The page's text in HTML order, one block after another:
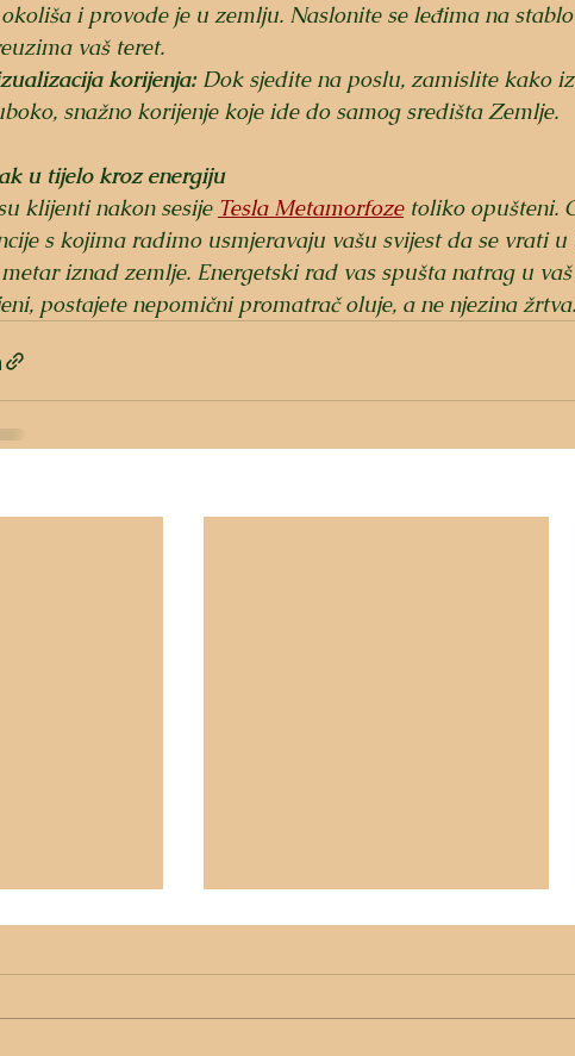
i provode je u zemlju. Naslonite se leđima na
vaš teret.
korijenja: Dok sjedite na poslu, zamislite kako
snažno korijenje koje ide do samog središta Zemlje.
u tijelo kroz energiju
klijenti nakon sesije Tesla Metamorfoze toliko opušteni.
s kojima radimo usmjeravaju vašu svijest da se vrati
iznad zemlje. Energetski rad vas spušta natrag u
postajete nepomični promatrač oluje, a ne njezina žrtva.